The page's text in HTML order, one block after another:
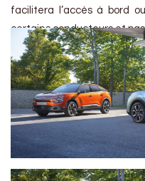
facilitera l’accès à bord
certains conducteurs et